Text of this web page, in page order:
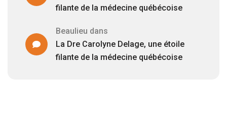
filante de la médecine québécoise
Beaulieu dans
La Dre Carolyne Delage, une étoile
filante de la médecine québécoise